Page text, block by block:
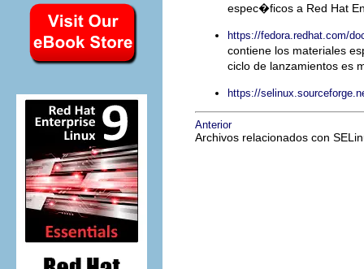
espec�ficos a Red Hat
https://fedora.redhat.com/
contiene los materiales
ciclo de lanzamientos es
https://
Anterior
Archivos relacionados con